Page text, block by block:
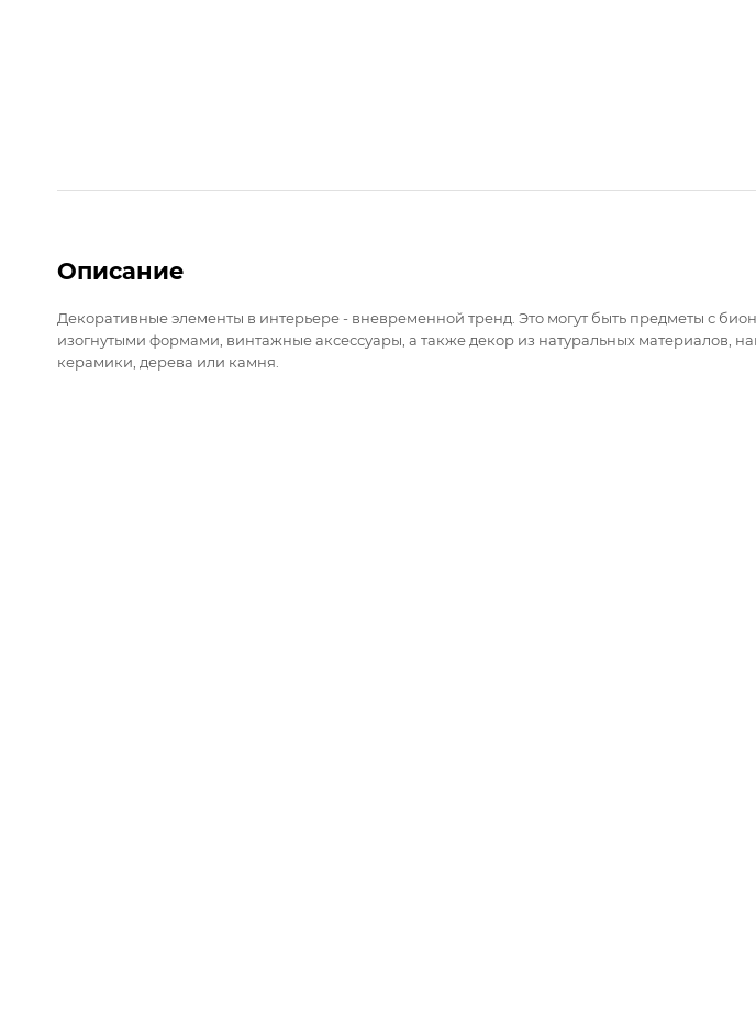
Описание
Декоративные элементы в интерьере - вневременной тренд. Это могут быть предметы с
изогнутыми формами, винтажные аксессуары, а также декор из натуральных материалов,
керамики, дерева или камня.